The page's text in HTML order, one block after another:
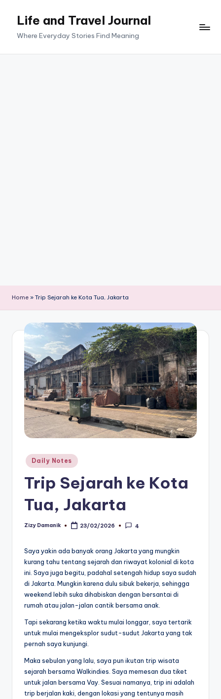
Life and Travel Journal
Where Everyday Stories Find Meaning
Home » Trip Sejarah ke Kota Tua, Jakarta
Posted
in
Daily Notes
Trip Sejarah ke Kota
Tua, Jakarta
Posted
Zizy Damanik 23/02/2026 4
Saya yakin ada banyak orang Jakarta yang mungkin
kurang tahu tentang sejarah dan riwayat kolonial di kota
ini. Saya juga begitu, padahal setengah hidup saya sudah
di Jakarta. Mungkin karena dulu sibuk bekerja, sehingga
weekend lebih suka dihabiskan dengan bersantai di
rumah atau jalan-jalan cantik bersama anak.
Tapi sekarang ketika waktu mulai longgar, saya tertarik
untuk mulai mengeksplor sudut-sudut Jakarta yang tak
pernah saya kunjungi.
Maka sebulan yang lalu, saya pun ikutan trip wisata
sejarah bersama Walkindies. Saya memesan dua tiket
untuk jalan bersama Vay. Sesuai namanya, trip ini adalah
trip berjalan kaki, dengan lokasi yang tentunya masih